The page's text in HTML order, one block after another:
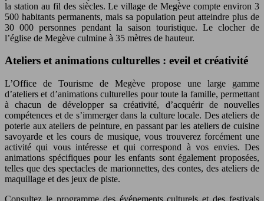
la station au fil des siècles. Le village de Megève compte environ 3
500 habitants permanents, mais sa population peut atteindre plus de
30 000 personnes pendant la saison touristique. Le clocher de
l’église de Megève culmine à 35 mètres de hauteur.
Ateliers et animations culturelles : eveil et créativité
L’Office de Tourisme de Megève propose une large gamme
d’ateliers et d’animations culturelles pour toute la famille, permettant
à chacun de développer sa créativité, d’acquérir de nouvelles
compétences et de s’immerger dans la culture locale. Des ateliers de
poterie aux ateliers de peinture, en passant par les ateliers de cuisine
savoyarde et les cours de musique, vous trouverez forcément une
activité qui vous intéresse et qui correspond à vos envies. Des
animations spécifiques pour les enfants sont également proposées,
telles que des spectacles de marionnettes, des contes, des ateliers de
maquillage et des jeux de piste.